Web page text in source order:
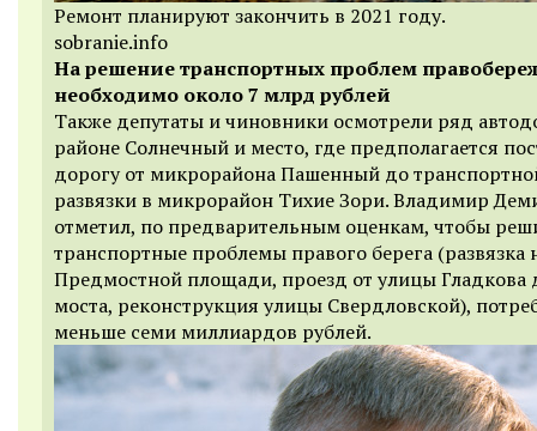
Ремонт планируют закончить в 2021 году.
sobranie.info
На решение транспортных проблем
необходимо около 7 млрд рублей
Также депутаты и чиновники осмотрели ряд
районе Солнечный и место, где предполагается
дорогу от микрорайона Пашенный до
развязки в микрорайон Тихие Зори. Владимир
отметил, по предварительным оценкам, чтобы
транспортные проблемы правого берега (развязка
Предмостной площади, проезд от улицы Гладкова
моста, реконструкция улицы Свердловской),
меньше семи миллиардов рублей.